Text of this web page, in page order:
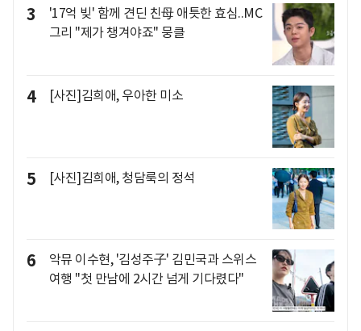
3
'17억 빚' 함께 견딘 친母 애틋한 효심..MC
그리 "제가 챙겨야죠" 뭉클
4 [사진]김희애, 우아한 미소
5 [사진]김희애, 청담룩의 정석
6
악뮤 이수현, '김성주子' 김민국과 스위스
여행 "첫 만남에 2시간 넘게 기다렸다"